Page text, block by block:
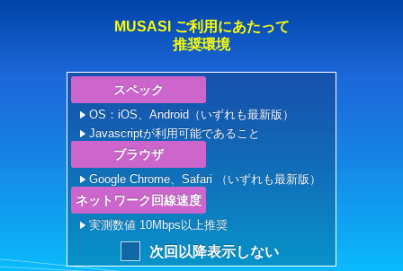
MUSASI ご利用にあたって
推奨環境
スペック
OS：iOS、Android（いずれも最新版）
Javascriptが利用可能であること
ブラウザ
Google Chrome、Safari （いずれも最新版）
ネットワーク回線速度
実測数値 10Mbps以上推奨
次回以降表示しない